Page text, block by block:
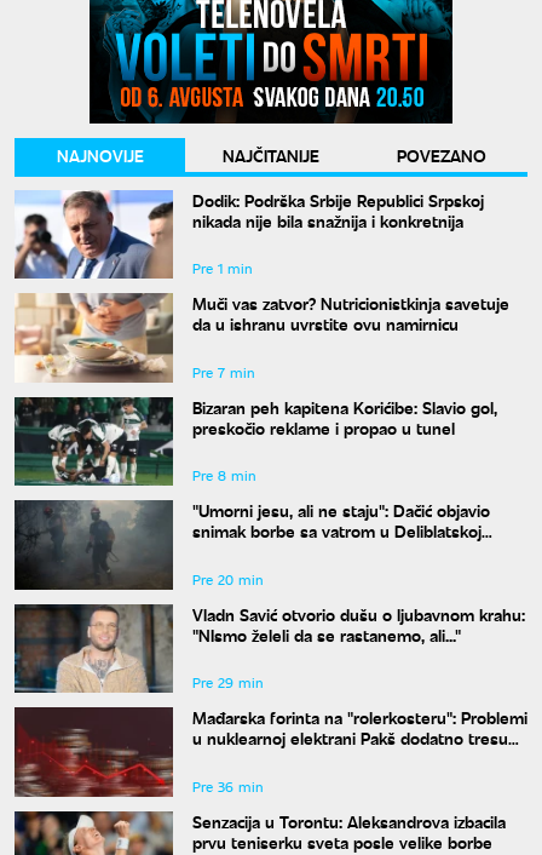
NAJNOVIJE NAJČITANIJE
POVEZANO
Dodik: Podrška Srbije Republici Srpskoj
nikada nije bila snažnija i konkretnija
Pre 1 min
Muči vas zatvor? Nutricionistkinja savetuje
da u ishranu uvrstite ovu namirnicu
Pre 7 min
Bizaran peh kapitena Korićibe: Slavio gol,
preskočio reklame i propao u tunel
Pre 8 min
"Umorni jesu, ali ne staju": Dačić objavio
snimak borbe sa vatrom u Deliblatskoj
Pre 20 min
Vladn Savić otvorio dušu o ljubavnom krahu:
"NIsmo želeli da se rastanemo, ali..."
Pre 29 min
Mađarska forinta na "rolerkosteru": Problemi
u nuklearnoj elektrani Pakš dodatno tresu
Pre 36 min
Senzacija u Torontu: Aleksandrova izbacila
prvu teniserku sveta posle velike borbe